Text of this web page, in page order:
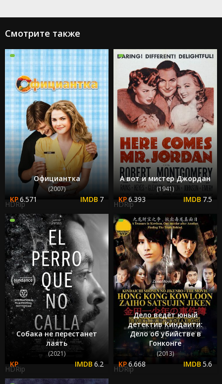
Смотрите также
Официантка
(2007)
6.571 7
HDRip
А вот и мистер Джордан
(1941)
6.393 7.5
HDRip
Собака не перестанет
лаять
(2021)
6.2
HDRip
Дело ведёт юный
детектив Киндаити:
Дело об убийстве в
Гонконге
(2013)
6.668 5.6
HDRip